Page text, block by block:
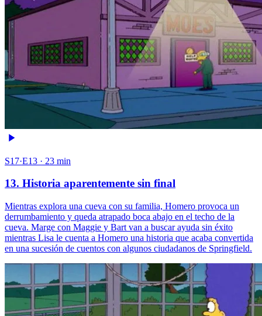
S17·E13 · 23 min
13. Historia aparentemente sin final
Mientras explora una cueva con su familia, Homero provoca un
derrumbamiento y queda atrapado boca abajo en el techo de la
cueva. Marge con Maggie y Bart van a buscar ayuda sin éxito
mientras Lisa le cuenta a Homero una historia que acaba convertida
en una sucesión de cuentos con algunos ciudadanos de Springfield.